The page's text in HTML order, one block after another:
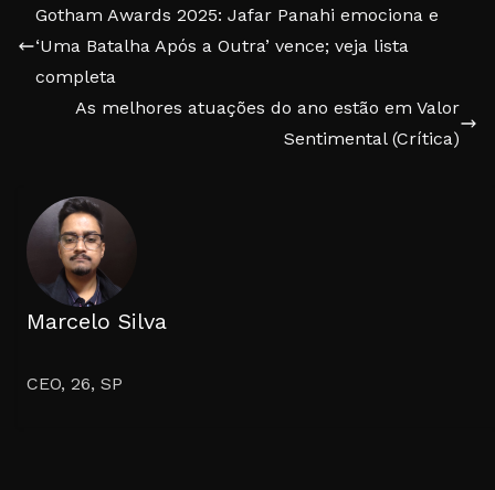
Gotham Awards 2025: Jafar Panahi emociona e
‘Uma Batalha Após a Outra’ vence; veja lista
completa
As melhores atuações do ano estão em Valor
Sentimental (Crítica)
Marcelo Silva
CEO, 26, SP